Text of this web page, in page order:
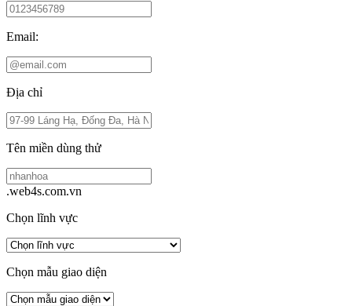
Email:
Địa chỉ
Tên miền dùng thử
.web4s.com.vn
Chọn lĩnh vực
Chọn mẫu giao diện